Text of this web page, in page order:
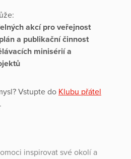
akcí pro veřejnost
a publikační činnost
minisérií a
Vstupte do Klubu přátel
.
inspirovat své okolí a